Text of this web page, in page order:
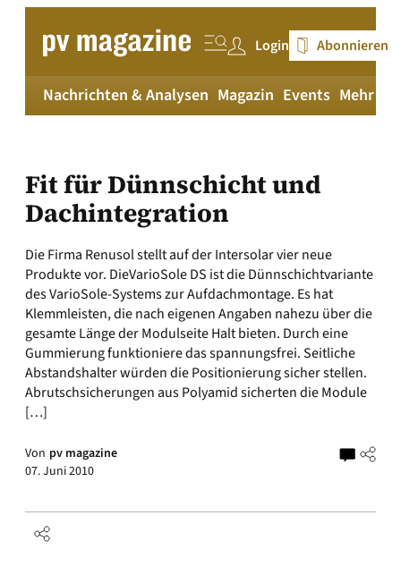
springen
Login Abonnieren
Nachrichten & Analysen Magazin Events Mehr
Fit für Dünnschicht und
Dachintegration
Die Firma Renusol stellt auf der Intersolar vier neue
Produkte vor. DieVarioSole DS ist die Dünnschichtvariante
des VarioSole-Systems zur Aufdachmontage. Es hat
Klemmleisten, die nach eigenen Angaben nahezu über die
gesamte Länge der Modulseite Halt bieten. Durch eine
Gummierung funktioniere das spannungsfrei. Seitliche
Abstandshalter würden die Positionierung sicher stellen.
Abrutschsicherungen aus Polyamid sicherten die Module
[…]
Von pv magazine
07. Juni 2010